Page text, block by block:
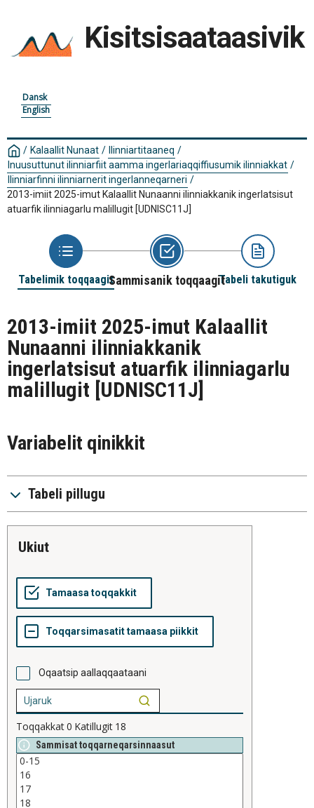
Kisitsisaataasivik
Dansk
English
/ Kalaallit Nunaat / Ilinniartitaaneq /
Inuusuttunut ilinniarfiit aamma ingerlariaqqiffiusumik ilinniakkat /
Ilinniarfinni ilinniarnerit ingerlanneqarneri /
2013-imiit 2025-imut Kalaallit Nunaanni ilinniakkanik ingerlatsisut
atuarfik ilinniagarlu malillugit [UDNISC11J]
Tabelimik toqqaagitSammisanik toqqaagitTabeli takutiguk
2013-imiit 2025-imut Kalaallit
Nunaanni ilinniakkanik
ingerlatsisut atuarfik ilinniagarlu
malillugit [UDNISC11J]
Variabelit qinikkit
Tabeli pillugu
ukiut
Oqaatsip aallaqqaataani
Toqqakkat0 Katillugit 18
Sammisat toqqarneqarsinnaasut